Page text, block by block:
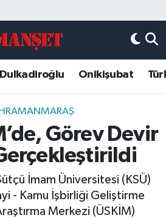
Dulkadiroğlu Onikişubat
Görev Devir
İmam Üniversitesi (KSÜ)
- Kamu İşbirliği Geliştirme
Merkezi (ÜSKİM)
Nöbetçi Eczaneler
Hava Durumu
Trafik Yoğunluk Haritası
ve Fikstür